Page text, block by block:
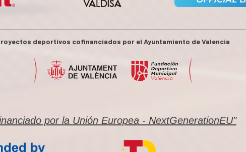
deportivos cofinanciados por el Ayuntamiento de Valencia
por la Unión Europea - NextGenerationEU"